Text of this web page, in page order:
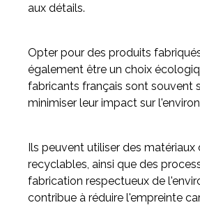
aux détails.
Opter pour des produits
également être un choix
fabricants français sont souvent
minimiser leur impact sur
Ils peuvent utiliser des matériaux
recyclables, ainsi que des
fabrication respectueux de
contribue à réduire l'empreinte